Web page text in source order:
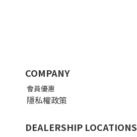
COMPANY
會員優惠
隱私權政策
DEALERSHIP LOCATIONS